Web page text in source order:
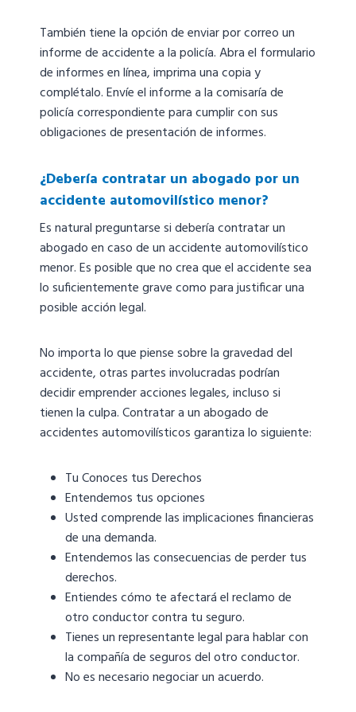
También tiene la opción de enviar por correo un
informe de accidente a la policía. Abra el formulario
de informes en línea, imprima una copia y
complétalo. Envíe el informe a la comisaría de
policía correspondiente para cumplir con sus
obligaciones de presentación de informes.
¿Debería contratar un abogado por un
accidente automovilístico menor?
Es natural preguntarse si debería contratar un
abogado en caso de un accidente automovilístico
menor. Es posible que no crea que el accidente sea
lo suficientemente grave como para justificar una
posible acción legal.
No importa lo que piense sobre la gravedad del
accidente, otras partes involucradas podrían
decidir emprender acciones legales, incluso si
tienen la culpa. Contratar a un abogado de
accidentes automovilísticos garantiza lo siguiente:
Tu Conoces tus Derechos
Entendemos tus opciones
Usted comprende las implicaciones financieras
de una demanda.
Entendemos las consecuencias de perder tus
derechos.
Entiendes cómo te afectará el reclamo de
otro conductor contra tu seguro.
Tienes un representante legal para hablar con
la compañía de seguros del otro conductor.
No es necesario negociar un acuerdo.